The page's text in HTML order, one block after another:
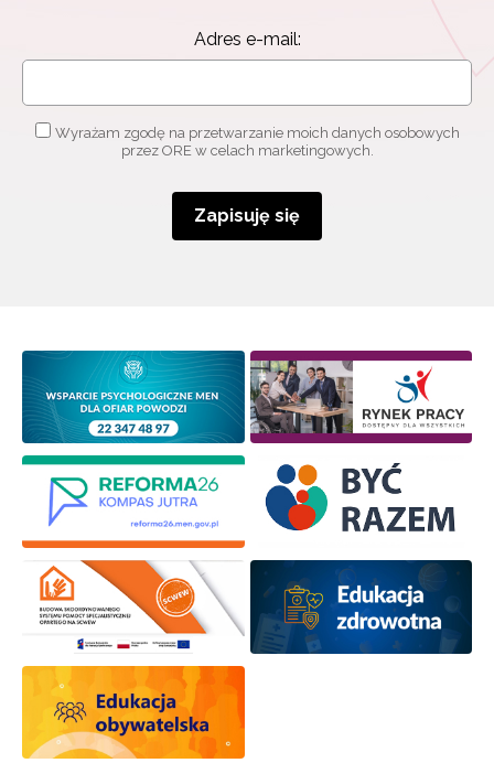
Adres e-mail:
Wyrażam zgodę na przetwarzanie moich danych osobowych
przez ORE w celach marketingowych.
Zapisuję się